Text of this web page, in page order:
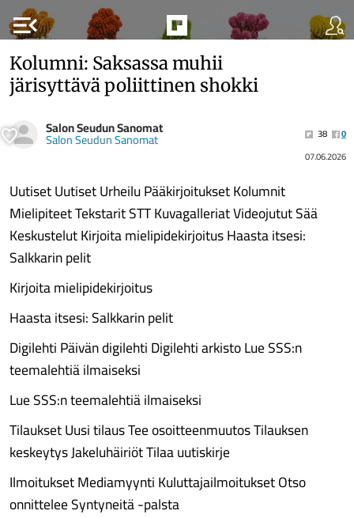
menu_open
Kolumni: Saksassa muhii
järisyttävä poliittinen shokki
Salon Seudun Sanomat
Salon Seudun Sanomat 38
0
07.06.2026
Uutiset Uutiset Urheilu Pääkirjoitukset Kolumnit
Mielipiteet Tekstarit STT Kuvagalleriat Videojutut Sää
Keskustelut Kirjoita mielipidekirjoitus Haasta itsesi:
Salkkarin pelit
Kirjoita mielipidekirjoitus
Haasta itsesi: Salkkarin pelit
Digilehti Päivän digilehti Digilehti arkisto Lue SSS:n
teemalehtiä ilmaiseksi
Lue SSS:n teemalehtiä ilmaiseksi
Tilaukset Uusi tilaus Tee osoitteenmuutos Tilauksen
keskeytys Jakeluhäiriöt Tilaa uutiskirje
Ilmoitukset Mediamyynti Kuluttajailmoitukset Otso
onnittelee Syntyneitä -palsta